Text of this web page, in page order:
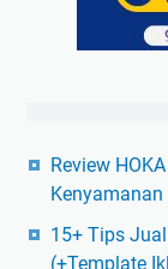
Review
15+ Tips
(+Template